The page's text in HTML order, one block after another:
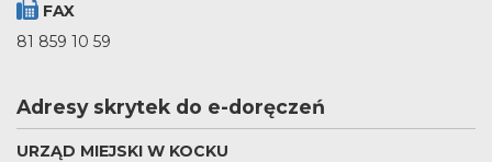
FAX
81 859 10 59
Adresy skrytek do e-doręczeń
URZĄD MIEJSKI W KOCKU